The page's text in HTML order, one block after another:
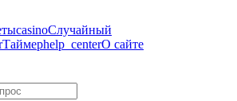
casinoСлучайный
Таймерhelp_centerО сайте